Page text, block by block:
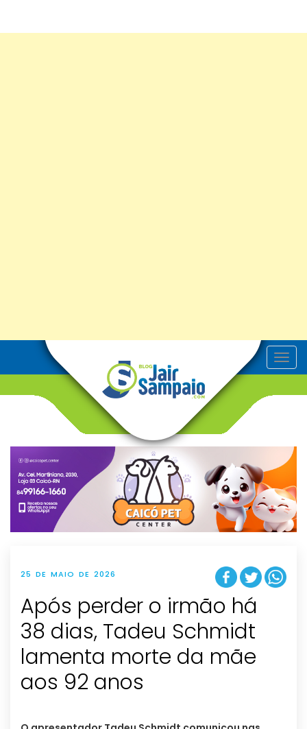
T
o
v
g
t
i
o
n
25 DE MAIO DE 2026
Após perder o irmão há
38 dias, Tadeu Schmidt
lamenta morte da mãe
aos 92 anos